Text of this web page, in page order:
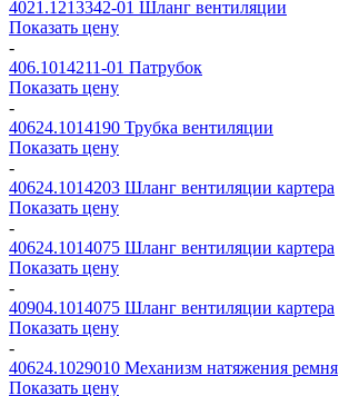
4021.1213342-01 Шланг вентиляции
Показать цену
-
406.1014211-01 Патрубок
Показать цену
-
40624.1014190 Трубка вентиляции
Показать цену
-
40624.1014203 Шланг вентиляции картера
Показать цену
-
40624.1014075 Шланг вентиляции картера
Показать цену
-
40904.1014075 Шланг вентиляции картера
Показать цену
-
40624.1029010 Механизм натяжения ремня
Показать цену